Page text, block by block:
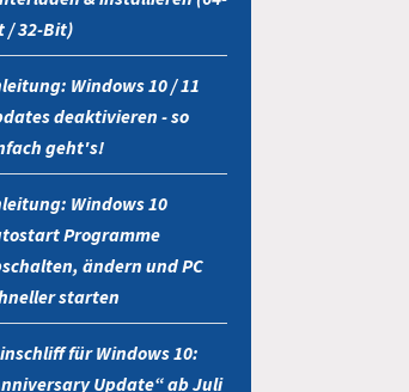
/ 32-Bit)
Windows 10 / 11
deaktivieren - so
geht's!
Windows 10
Programme
ändern und PC
starten
für Windows 10:
Update“ ab Juli